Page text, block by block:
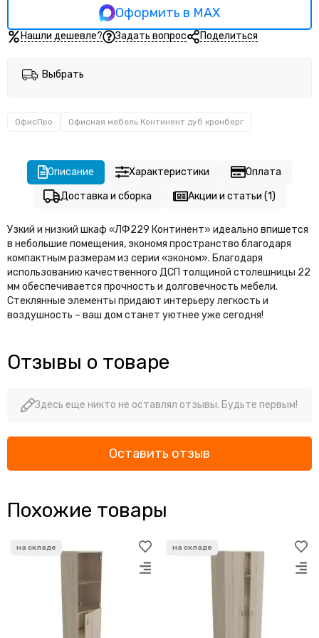
Оформить в MAX
Нашли дешевле? Задать вопрос Поделиться
Выбрать
ОфисПро Офисная мебель Континент дуб кронберг
Описание Характеристики
Оплата
Доставка и сборка
Акции и статьи (1)
Узкий и низкий шкаф «ЛФ229 Континент» идеально впишется
в небольшие помещения, экономя пространство благодаря
компактным размерам из серии «эконом». Благодаря
использованию качественного ДСП толщиной столешницы 22
мм обеспечивается прочность и долговечность мебели.
Стеклянные элементы придают интерьеру легкость и
воздушность – ваш дом станет уютнее уже сегодня!
Отзывы о товаре
Здесь еще никто не оставлял отзывы. Будьте первым!
Оставить отзыв
Похожие товары